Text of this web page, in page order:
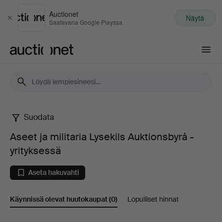
Sulje
Auctionet
Saatavana Google Playssa Näytä
Aseet
ja
militaria
Lysekils
Suodata
Aseet ja militaria Lysekils Auktionsbyrå -
yrityksessä
Aseta hakuvahti
Käynnissä olevat huutokaupat(0) Lopulliset hinnat